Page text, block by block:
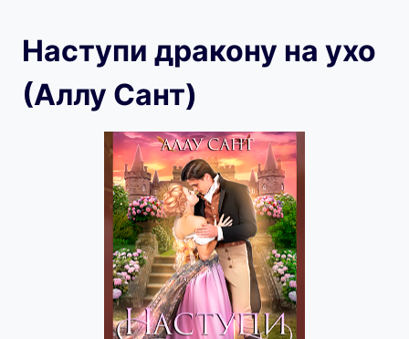
Наступи дракону на ухо
(Аллу Сант)